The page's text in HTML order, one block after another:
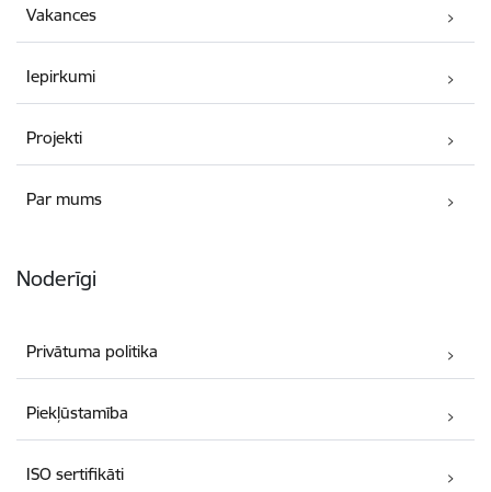
Vakances
Iepirkumi
Projekti
Par mums
Noderīgi
Privātuma politika
Piekļūstamība
ISO sertifikāti